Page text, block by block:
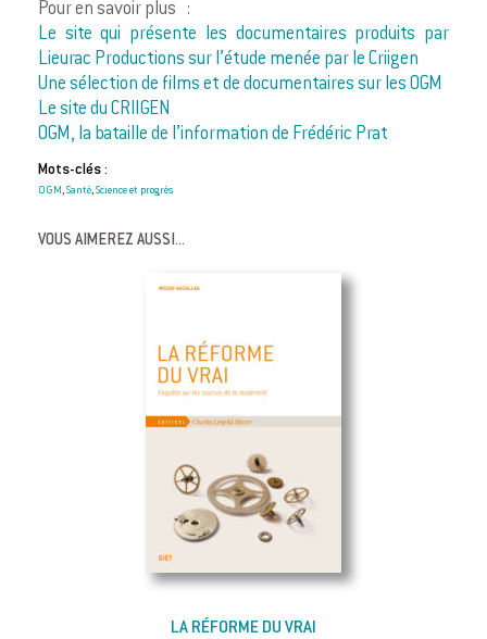
Pour en savoir plus :
Le site qui présente les documentaires produits par
Lieurac Productions sur l’étude menée par le Criigen
Une sélection de films et de documentaires sur les OGM
Le site du CRIIGEN
OGM, la bataille de l’information de Frédéric Prat
Mots-clés :
OGM, Santé, Science et progrès
VOUS AIMEREZ AUSSI...
LA RÉFORME DU VRAI